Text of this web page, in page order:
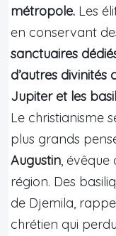
métropole. Les
en conservant
sanctuaires
d’autres
Jupiter et les
Le christianisme
plus grands
Augustin, évêque
région. Des
de Djemila,
chrétien qui